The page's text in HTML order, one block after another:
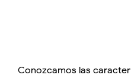
Conozcamos las